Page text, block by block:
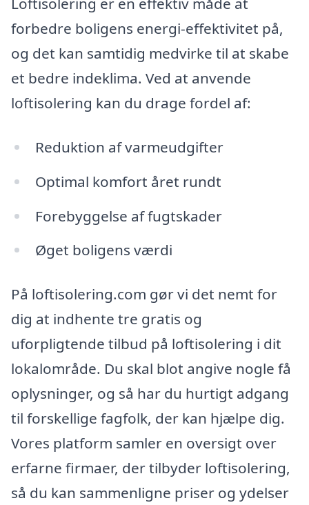
forbedre boligens energi-effektivitet på,
og det kan samtidig medvirke til at skabe
et bedre indeklima. Ved at anvende
loftisolering kan du drage fordel af:
Reduktion af varmeudgifter
Optimal komfort året rundt
Forebyggelse af fugtskader
Øget boligens værdi
På loftisolering.com gør vi det nemt for
dig at indhente tre gratis og
uforpligtende tilbud på loftisolering i dit
lokalområde. Du skal blot angive nogle få
oplysninger, og så har du hurtigt adgang
til forskellige fagfolk, der kan hjælpe dig.
Vores platform samler en oversigt over
erfarne firmaer, der tilbyder loftisolering,
så du kan sammenligne priser og ydelser